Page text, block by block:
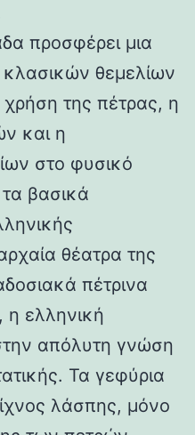
προσφέρει μια
θεμελίων
χρήση της πέτρας, η
και η
στο φυσικό
βασικά
θέατρα της
πέτρινα
η ελληνική
απόλυτη γνώση
Τα γεφύρια
λάσπης, μόνο